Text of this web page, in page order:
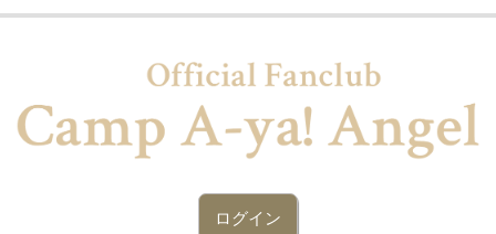
ログイン